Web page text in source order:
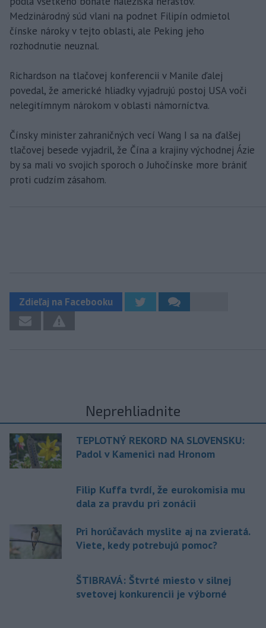
Medzinárodný súd vlani na podnet Filipín odmietol
čínske nároky v tejto oblasti, ale Peking jeho
rozhodnutie neuznal.
Richardson na tlačovej konferencii v Manile ďalej
povedal, že americké hliadky vyjadrujú postoj USA voči
nelegitímnym nárokom v oblasti námorníctva.
Čínsky minister zahraničných vecí Wang I sa na ďalšej
tlačovej besede vyjadril, že Čína a krajiny východnej Ázie
by sa mali vo svojich sporoch o Juhočínske more brániť
proti cudzím zásahom.
Zdieľaj na Facebooku
Neprehliadnite
TEPLOTNÝ REKORD NA SLOVENSKU:
Padol v Kamenici nad Hronom
Filip Kuffa tvrdí, že eurokomisia mu
dala za pravdu pri zonácii
Pri horúčavách myslite aj na zvieratá.
Viete, kedy potrebujú pomoc?
ŠTIBRAVÁ: Štvrté miesto v silnej
svetovej konkurencii je výborné